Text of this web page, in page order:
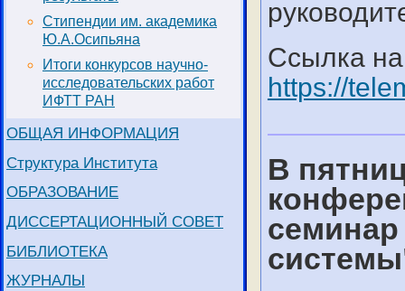
Стипендии им. академика
Ю.А.Осипьяна
Итоги конкурсов научно-
исследовательских работ
ИФТТ РАН
ОБЩАЯ ИНФОРМАЦИЯ
Структура Института
ОБРАЗОВАНИЕ
ДИССЕРТАЦИОННЫЙ СОВЕТ
БИБЛИОТЕКА
ЖУРНАЛЫ
Ссылка
https://
В